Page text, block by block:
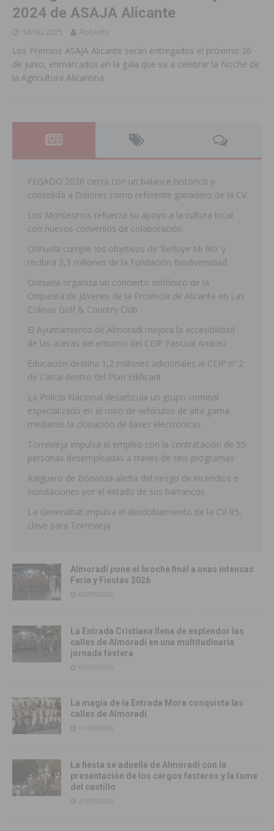
2024 de ASAJA Alicante
18/06/2025 Roberto
Los Premios ASAJA Alicante serán entregados el próximo 26
de junio, enmarcados en la gala que va a celebrar la Noche de
la Agricultura Alicantina
FEGADO 2026 cierra con un balance histórico y
consolida a Dolores como referente ganadero de la CV
Los Montesinos refuerza su apoyo a la cultura local
con nuevos convenios de colaboración
Orihuela cumple los objetivos de ‘Refluye Mi Río’ y
recibirá 3,3 millones de la Fundación Biodiversidad
Orihuela organiza un concierto sinfónico de la
Orquesta de Jóvenes de la Provincia de Alicante en Las
Colinas Golf & Country Club
El Ayuntamiento de Almoradí mejora la accesibilidad
de las aceras del entorno del CEIP Pascual Andreu
Educación destina 1,2 millones adicionales al CEIP nº 2
de Catral dentro del Plan Edificant
La Policía Nacional desarticula un grupo criminal
especializado en el robo de vehículos de alta gama
mediante la clonación de llaves electrónicas
Torrevieja impulsa el empleo con la contratación de 55
personas desempleadas a través de seis programas
Raiguero de Bonanza alerta del riesgo de incendios e
inundaciones por el estado de sus barrancos
La Generalitat impulsa el desdoblamiento de la CV-95,
clave para Torrevieja
Almoradí pone el broche final a unas intensas
Feria y Fiestas 2026
03/08/2026
La Entrada Cristiana llena de esplendor las
calles de Almoradí en una multitudinaria
jornada festera
02/08/2026
La magia de la Entrada Mora conquista las
calles de Almoradí
01/08/2026
La fiesta se adueña de Almoradí con la
presentación de los cargos festeros y la toma
del castillo
31/07/2026